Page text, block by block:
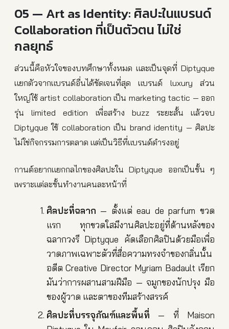
05 — Art as Identity: ศิลปะในแบรนด์
Collaboration ที่เป็นตัวตน ไม่ใช่
กลยุทธ์
ส่วนนี้คือหัวใจของบทศึกษาทั้งหมด และเป็นจุดที่ Diptyque
แยกตัวจากแบรนด์อื่นได้ชัดเจนที่สุด แบรนด์ luxury ส่วน
ใหญ่ใช้ artist collaboration เป็น marketing tactic — ออก
รุ่น limited edition เพื่อสร้าง buzz ระยะสั้น แล้วจบ
Diptyque ใช้ collaboration เป็น brand identity — ศิลปะ
ไม่ใช่กิจกรรมการตลาด แต่เป็นวิธีที่แบรนด์ดำรงอยู่
กานต์อยากแยกกลไกของศิลปะใน Diptyque ออกเป็นชั้น ๆ
เพราะแต่ละชั้นทำงานคนละหน้าที่
ศิลปะที่ฉลาก — ตั้งแต่ eau de parfum ขวด
แรก ทุกขวดใสมีงานศิลปะอยู่ที่ด้านหลังของ
ฉลากวงรี Diptyque คัดเลือกศิลปินด้วยมือเพื่อ
วาดภาพเฉพาะตัวที่สื่อความทรงจำของกลิ่นนั้น
อดีต Creative Director Myriam Badault เรียก
มันว่าการผสานสามฝีมือ — จมูกของนักปรุง มือ
ของผู้วาด และตาของทีมสร้างสรรค์
ศิลปะที่บรรจุภัณฑ์และพื้นที่ — ที่ Maison